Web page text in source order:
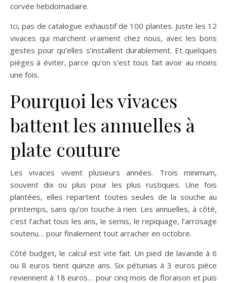
corvée hebdomadaire.
Ici, pas de catalogue exhaustif de 100 plantes. Juste les 12
vivaces qui marchent vraiment chez nous, avec les bons
gestes pour qu’elles s’installent durablement. Et quelques
pièges à éviter, parce qu’on s’est tous fait avoir au moins
une fois.
Pourquoi les vivaces
battent les annuelles à
plate couture
Les vivaces vivent plusieurs années. Trois minimum,
souvent dix ou plus pour les plus rustiques. Une fois
plantées, elles repartent toutes seules de la souche au
printemps, sans qu’on touche à rien. Les annuelles, à côté,
c’est l’achat tous les ans, le semis, le repiquage, l’arrosage
soutenu… pour finalement tout arracher en octobre.
Côté budget, le calcul est vite fait. Un pied de lavande à 6
ou 8 euros tient quinze ans. Six pétunias à 3 euros pièce
reviennent à 18 euros… pour cinq mois de floraison et puis